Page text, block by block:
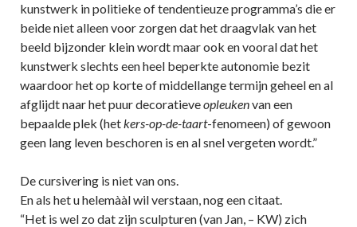
kunstwerk in politieke of tendentieuze programma’s die er
beide niet alleen voor zorgen dat het draagvlak van het
beeld bijzonder klein wordt maar ook en vooral dat het
kunstwerk slechts een heel beperkte autonomie bezit
waardoor het op korte of middellange termijn geheel en al
afglijdt naar het puur decoratieveopleukenvan een
bepaalde plek (hetkers-op-de-taart-fenomeen) of gewoon
geen lang leven beschoren is en al snel vergeten wordt.”
De cursivering is niet van ons.
En als het u helemààl wil verstaan, nog een citaat.
“Het is wel zo dat zijn sculpturen (van Jan, – KW) zich